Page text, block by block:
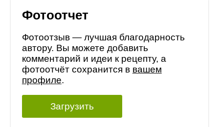
Фотоотчет
Фотоотзыв — лучшая благодарность
автору. Вы можете добавить
комментарий и идеи к рецепту, а
фотоотчёт сохранится в вашем
профиле.
Загрузить